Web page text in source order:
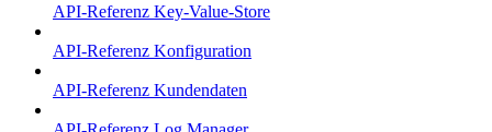
API-Referenz Key-Value-Store
API-Referenz Konfiguration
API-Referenz Kundendaten